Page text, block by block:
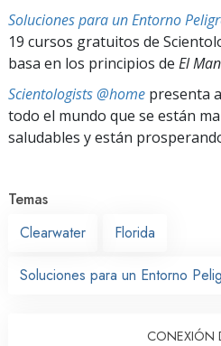
Soluciones para un Entorno
19 cursos gratuitos de
basa en los principios de El
Scientologists @home presenta
todo el mundo que se están
saludables y están
Temas
Clearwater
Florida
Soluciones para un Entorno
CONEXIÓN